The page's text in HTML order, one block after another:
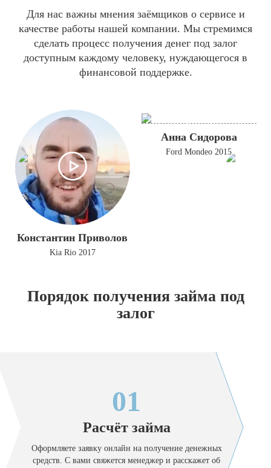
Для нас важны мнения заёмщиков о сервисе и
качестве работы нашей компании. Мы стремимся
сделать процесс получения денег под залог
доступным каждому человеку, нуждающегося в
финансовой поддержке.
Константин Приволов
Kia Rio 2017
Анна Сидорова
Ford Mondeo 2015
Порядок получения займа под
залог
01
Расчёт займа
Оформляете заявку онлайн на получение денежных
средств. С вами свяжется менеджер и расскажет об